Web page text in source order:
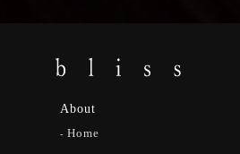
About
Home